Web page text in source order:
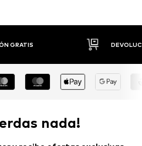
DEVOLUCIONES HASTA 30 DÍAS
nada!